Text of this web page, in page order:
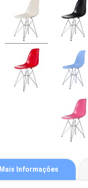
Mais Informações